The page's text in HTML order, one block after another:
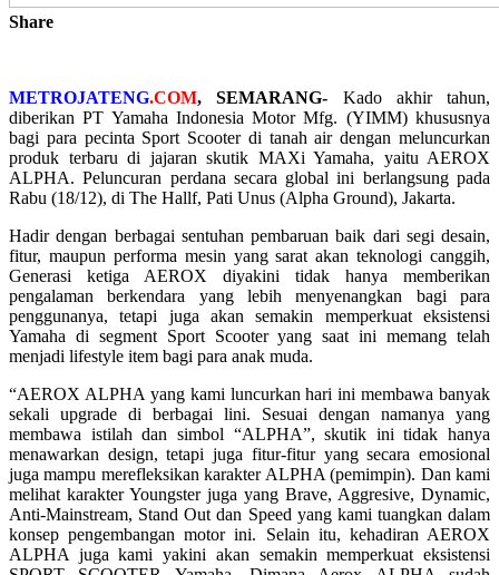
Share
METROJATENG.COM, SEMARANG- Kado akhir tahun,
diberikan PT Yamaha Indonesia Motor Mfg. (YIMM) khususnya
bagi para pecinta Sport Scooter di tanah air dengan meluncurkan
produk terbaru di jajaran skutik MAXi Yamaha, yaitu AEROX
ALPHA. Peluncuran perdana secara global ini berlangsung pada
Rabu (18/12), di The Hallf, Pati Unus (Alpha Ground), Jakarta.
Hadir dengan berbagai sentuhan pembaruan baik dari segi desain,
fitur, maupun performa mesin yang sarat akan teknologi canggih,
Generasi ketiga AEROX diyakini tidak hanya memberikan
pengalaman berkendara yang lebih menyenangkan bagi para
penggunanya, tetapi juga akan semakin memperkuat eksistensi
Yamaha di segment Sport Scooter yang saat ini memang telah
menjadi lifestyle item bagi para anak muda.
“AEROX ALPHA yang kami luncurkan hari ini membawa banyak
sekali upgrade di berbagai lini. Sesuai dengan namanya yang
membawa istilah dan simbol “ALPHA”, skutik ini tidak hanya
menawarkan design, tetapi juga fitur-fitur yang secara emosional
juga mampu merefleksikan karakter ALPHA (pemimpin). Dan kami
melihat karakter Youngster juga yang Brave, Aggresive, Dynamic,
Anti-Mainstream, Stand Out dan Speed yang kami tuangkan dalam
konsep pengembangan motor ini. Selain itu, kehadiran AEROX
ALPHA juga kami yakini akan semakin memperkuat eksistensi